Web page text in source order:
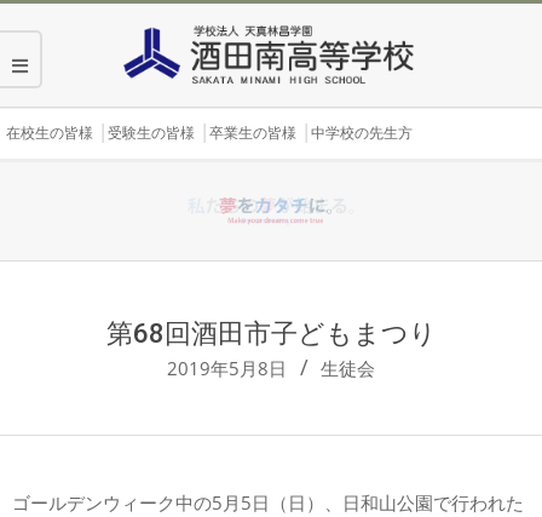
content
Secondary
在校生の皆様 受験生の皆様 卒業生の皆様 中学校の先生方
第68回酒田市子どもまつり
2019年5月8日 生徒会
ゴールデンウィーク中の5月5日（日）、日和山公園で行われた